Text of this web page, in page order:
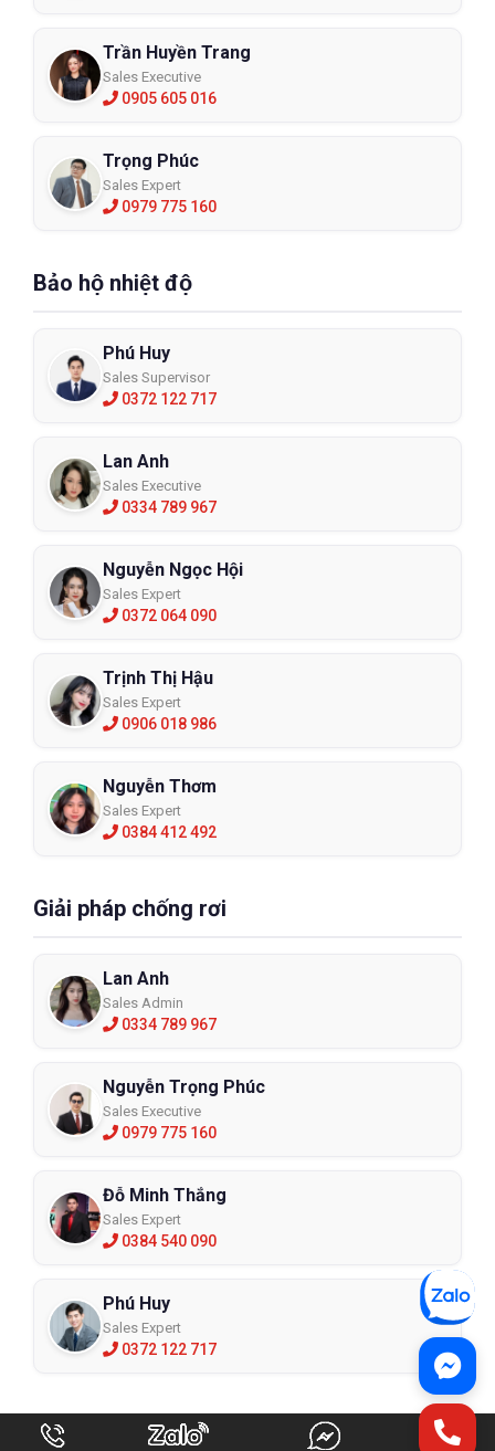
Trần Huyền Trang
Sales Executive
0905 605 016
Trọng Phúc
Sales Expert
0979 775 160
Bảo hộ nhiệt độ
Phú Huy
Sales Supervisor
0372 122 717
Lan Anh
Sales Executive
0334 789 967
Nguyễn Ngọc Hội
Sales Expert
0372 064 090
Trịnh Thị Hậu
Sales Expert
0906 018 986
Nguyễn Thơm
Sales Expert
0384 412 492
Giải pháp chống rơi
Lan Anh
Sales Admin
0334 789 967
Nguyễn Trọng Phúc
Sales Executive
0979 775 160
Đỗ Minh Thắng
Sales Expert
0384 540 090
Phú Huy
Sales Expert
0372 122 717
Kênh nhà máy